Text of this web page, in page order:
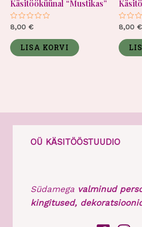
Käsitööküünal “Mustikas”
Hinnanguga
5
8,00 €
LISA KORVI
5
8,00 €
OÜ KÄSITÖÖSTUUDIO
Südamega valminud
kingitused,